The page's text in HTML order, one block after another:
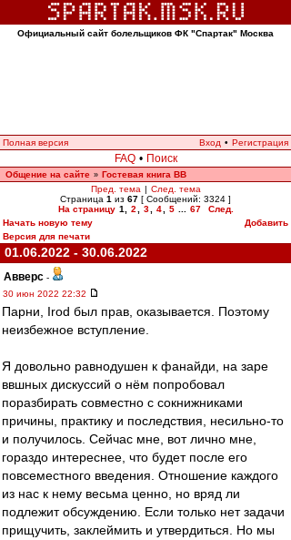
Официальный сайт болельщиков ФК "Спартак" Москва
Полная версия Вход • Регистрация
FAQ • Поиск
Общение на сайте » Гостевая книга ВВ
Пред. тема | След. тема
Страница 1 из 67 [ Сообщений: 3324 ]
На страницу 1 2 3 4 5 67
След.
Начать новую тему
Добавить
Версия для печати
01.06.2022 - 30.06.2022
Авверс -
30 июн 2022 22:32
Парни, Irod был прав, оказывается. Поэтому
неизбежное вступление.
Я довольно равнодушен к фанайди, на заре
ввшных дискуссий о нём попробовал
поразбирать совместно с сокнижниками
причины, практику и последствия, несильно-то
и получилось. Сейчас мне, вот лично мне,
гораздо интереснее, что будет после его
повсеместного введения. Отношение каждого
из нас к нему весьма ценно, но вряд ли
подлежит обсуждению. Если только нет задачи
прищучить, заклеймить и утвердиться. Но мы